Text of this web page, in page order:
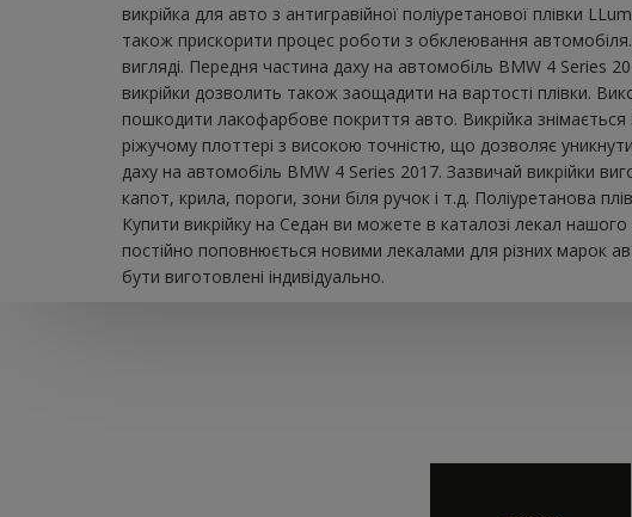
викрійка для авто з антигравійної поліуретанової плівки
також прискорити процес роботи з обклеювання
вигляді. Передня частина даху на автомобіль BMW 4
викрійки дозволить також заощадити на вартості плівки.
пошкодити лакофарбове покриття авто. Викрійка знімається
ріжучому плоттері з високою точністю, що дозволяє
даху на автомобіль BMW 4 Series 2017. Зазвичай викрійки
капот, крила, пороги, зони біля ручок і т.д. Поліуретанова
Купити викрійку на Седан ви можете в каталозі лекал
постійно поповнюється новими лекалами для різних марок
бути виготовлені індивідуально.